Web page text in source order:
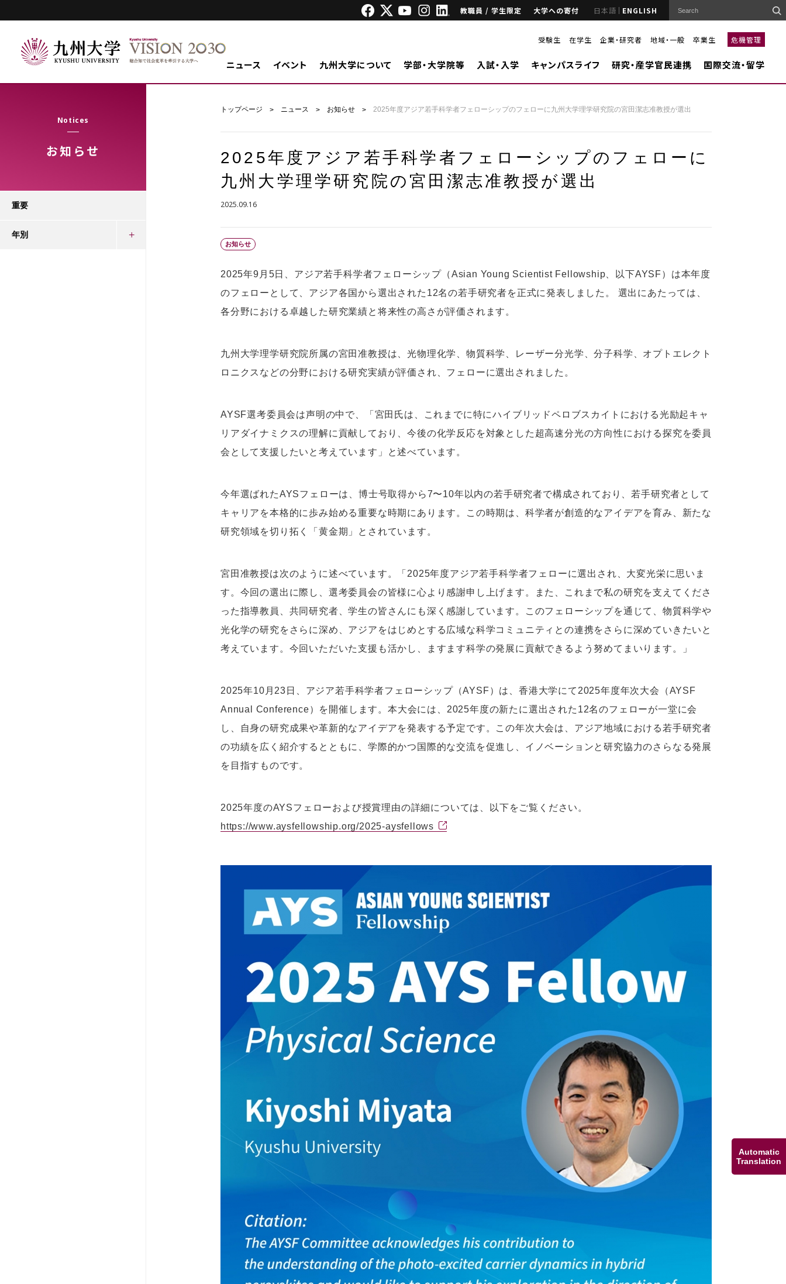
Automatic
Translation
教職員 / 学生限定 大学への寄付 日本語 ENGLISH
受験生 在学生 企業・研究者 地域・一般 卒業生 危機管理
ニュース イベント 九州大学について 学部・大学院等 入試・入学 キャンパスライフ 研究・産学官民連携 国際交流・留学
Notices
お知らせ
トップページ ニュース お知らせ 2025年度アジア若手科学者フェローシップのフェローに九州大学理学研究院の宮田潔志准教授が選出
2025年度アジア若手科学者フェローシップのフェローに
九州大学理学研究院の宮田潔志准教授が選出
2025.09.16
お知らせ
2025年9月5日、アジア若手科学者フェローシップ（Asian Young Scientist Fellowship、以下AYSF）は本年度
のフェローとして、アジア各国から選出された12名の若手研究者を正式に発表しました。 選出にあたっては、
各分野における卓越した研究業績と将来性の高さが評価されます。
九州大学理学研究院所属の宮田准教授は、光物理化学、物質科学、レーザー分光学、分子科学、オプトエレクト
ロニクスなどの分野における研究実績が評価され、フェローに選出されました。
AYSF選考委員会は声明の中で、「宮田氏は、これまでに特にハイブリッドペロブスカイトにおける光励起キャ
リアダイナミクスの理解に貢献しており、今後の化学反応を対象とした超高速分光の方向性における探究を委員
会として支援したいと考えています」と述べています。
今年選ばれたAYSフェローは、博士号取得から7〜10年以内の若手研究者で構成されており、若手研究者として
キャリアを本格的に歩み始める重要な時期にあります。この時期は、科学者が創造的なアイデアを育み、新たな
研究領域を切り拓く「黄金期」とされています。
宮田准教授は次のように述べています。「2025年度アジア若手科学者フェローに選出され、大変光栄に思いま
す。今回の選出に際し、選考委員会の皆様に心より感謝申し上げます。また、これまで私の研究を支えてくださ
った指導教員、共同研究者、学生の皆さんにも深く感謝しています。このフェローシップを通じて、物質科学や
光化学の研究をさらに深め、アジアをはじめとする広域な科学コミュニティとの連携をさらに深めていきたいと
考えています。今回いただいた支援も活かし、ますます科学の発展に貢献できるよう努めてまいります。」
2025年10月23日、アジア若手科学者フェローシップ（AYSF）は、香港大学にて2025年度年次大会（AYSF
Annual Conference）を開催します。本大会には、2025年度の新たに選出された12名のフェローが一堂に会
し、自身の研究成果や革新的なアイデアを発表する予定です。この年次大会は、アジア地域における若手研究者
の功績を広く紹介するとともに、学際的かつ国際的な交流を促進し、イノベーションと研究協力のさらなる発展
を目指すものです。
2025年度のAYSフェローおよび授賞理由の詳細については、以下をご覧ください。
https://www.aysfellowship.org/2025-aysfellows
重要
年別